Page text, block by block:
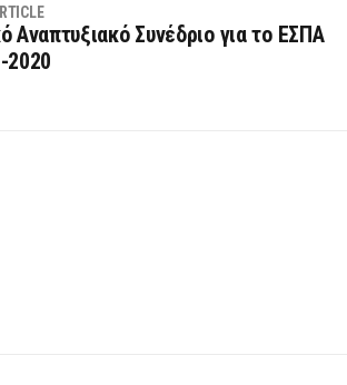
Αναπτυξιακό Συνέδριο για το ΕΣΠΑ
2020